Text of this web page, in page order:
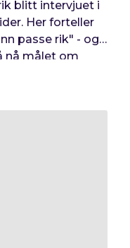
blitt intervjuet i
Her forteller
passe rik" - og
nå målet om